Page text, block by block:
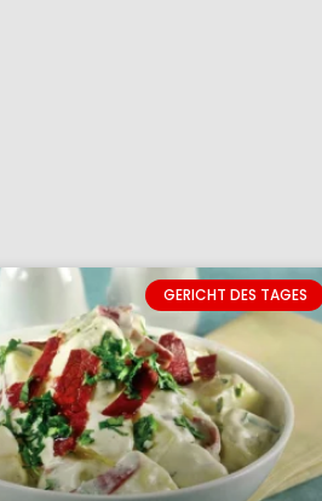
GERICHT DES TAGES